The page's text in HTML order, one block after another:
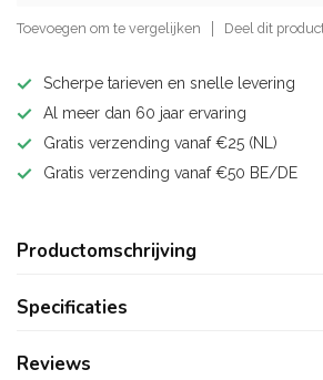
Toevoegen om te vergelijken Deel dit
Scherpe tarieven en snelle levering
Al meer dan 60 jaar ervaring
Gratis verzending vanaf €25 (NL)
Gratis verzending vanaf €50 BE/DE
Productomschrijving
Specificaties
Reviews